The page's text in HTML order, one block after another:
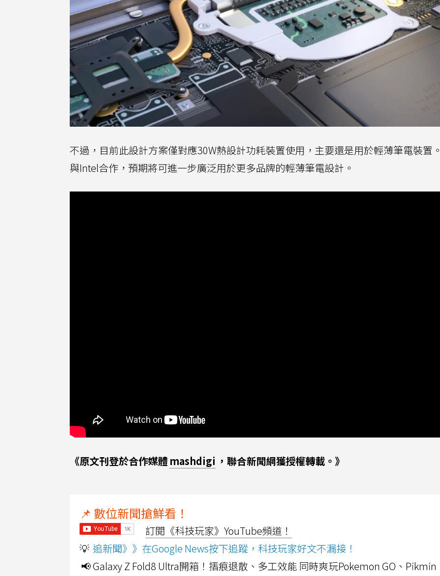
不過，目前此設計方案僅對應30W熱設計功耗裝置使用，主要還是用於輕薄筆電裝置
與Intel合作，預期將可進一步廣泛用於更多品牌的輕薄筆電設計。
《原文刊登於合作媒體 mashdigi ，聯合新聞網獲授權轉載。》
📌 數位新聞搶鮮看！
訂閱《科技玩家》YouTube頻道！
💡 追新聞》》在Google News按下追蹤，科技玩家好文不漏接！
📢 Galaxy Z Fold8 Ultra開箱！摺痕退散、多工效能 同時爽玩Pokemon GO、Pikmin